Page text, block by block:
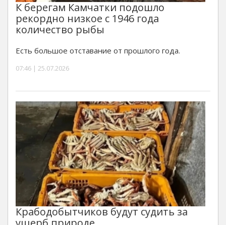
К берегам Камчатки подошло
рекордно низкое с 1946 года
количество рыбы
Есть большое отставание от прошлого года.
07:46 | 25.07.2026
Крабодобытчиков будут судить за